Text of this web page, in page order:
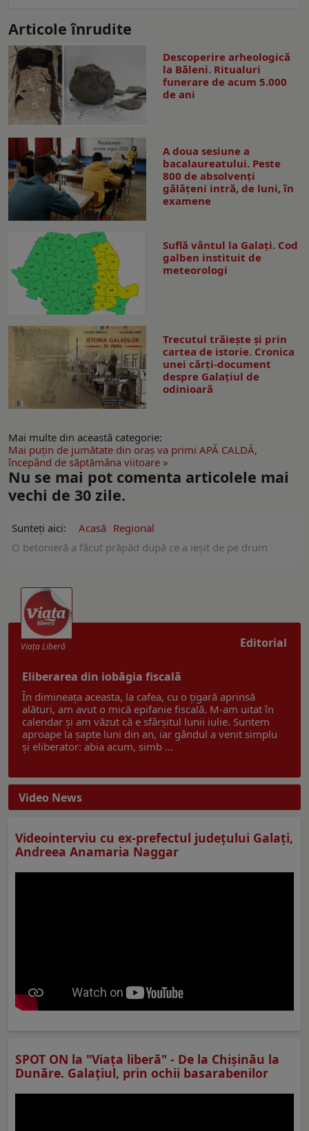
Articole înrudite
Descoperire arheologică
la Băleni. Ritualuri
funerare de acum 5.000
de ani
A doua sesiune a
bacalaureatului. Peste
800 de absolvenţi
gălăţeni intră, de luni, în
examene
Suflă vântul la Galaţi. Cod
galben instituit de
meteorologi
Trecutul trăiește și prin
cartea de istorie. Cronica
unei cărți-document
despre Galațiul de
odinioară
Mai multe din această categorie:
Mai puţin de jumătate din oraş va primi APĂ CALDĂ,
începând de săptămâna viitoare »
Nu se mai pot comenta articolele mai
vechi de 30 zile.
Sunteți aici: Acasă Regional
O betonieră a făcut prăpăd după ce a ieșit de pe drum
Editorial
Viaţa Liberă
Eliberarea din iobăgia fiscală
În dimineața aceasta, la cafea, cu o țigară aprinsă
alături, am avut o mică epifanie fiscală. M-am uitat în
calendar și am văzut că e sfârșitul lunii iulie. Suntem
aproape la șapte luni din an, iar gândul a venit simplu
și eliberator: abia acum, simb ...
Video News
Videointerviu cu ex-prefectul judeţului Galaţi,
Andreea Anamaria Naggar
SPOT ON la "Viaţa liberă" - De la Chișinău la
Dunăre. Galațiul, prin ochii basarabenilor